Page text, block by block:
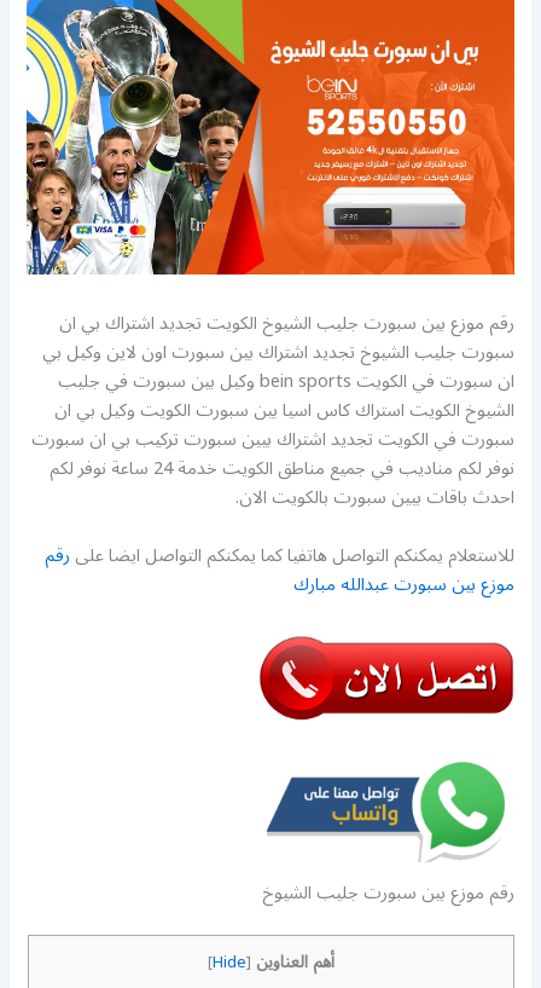
رقم موزع بين سبورت جليب الشيوخ الكويت تجديد اشتراك بي ان
سبورت جليب الشيوخ تجديد اشتراك بين سبورت اون لاين وكيل بي
ان سبورت في الكويت bein sports وكيل بين سبورت في جليب
الشيوخ الكويت استراك كاس اسيا بين سبورت الكويت وكيل بي ان
سبورت في الكويت تجديد اشتراك بيين سبورت تركيب بي ان سبورت
نوفر لكم مناديب في جميع مناطق الكويت خدمة 24 ساعة نوفر لكم
احدث باقات بيين سبورت بالكويت الان.
للاستعلام يمكنكم التواصل هاتفيا كما يمكنكم التواصل ايضا علىرقم
موزع بين سبورت عبدالله مبارك
رقم موزع بين سبورت جليب الشيوخ
أهم العناوين [
Hide
]